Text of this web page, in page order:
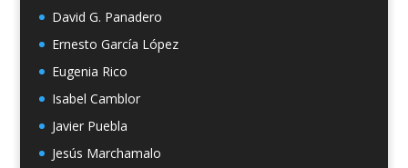
David G. Panadero
Ernesto García López
Eugenia Rico
Isabel Camblor
Javier Puebla
Jesús Marchamalo